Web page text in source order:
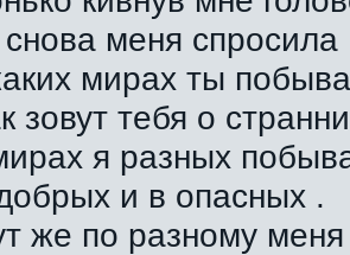
меня спросила
мирах ты
зовут тебя о
я разных
и в опасных .
же по разному меня